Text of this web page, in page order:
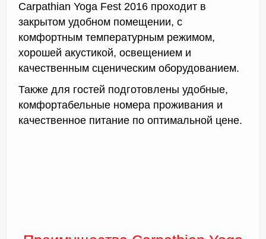
Carpathian Yoga Fest 2016 проходит в
закрытом удобном помещении, с
комфортным температурным режимом,
хорошей акустикой, освещением и
качественным сценическим оборудованием.
Также для гостей подготовлены удобные,
комфортабельные номера проживания и
качественное питание по оптимальной цене.